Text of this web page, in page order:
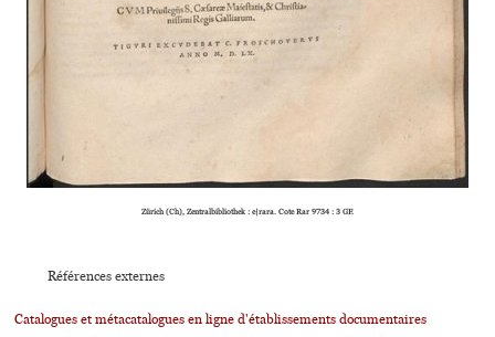
Zürich (Ch), Zentralbibliothek : e|rara. Cote Rar 9734 : 3 GF.
Références externes
Catalogues et métacatalogues en ligne d'établissements documentaires